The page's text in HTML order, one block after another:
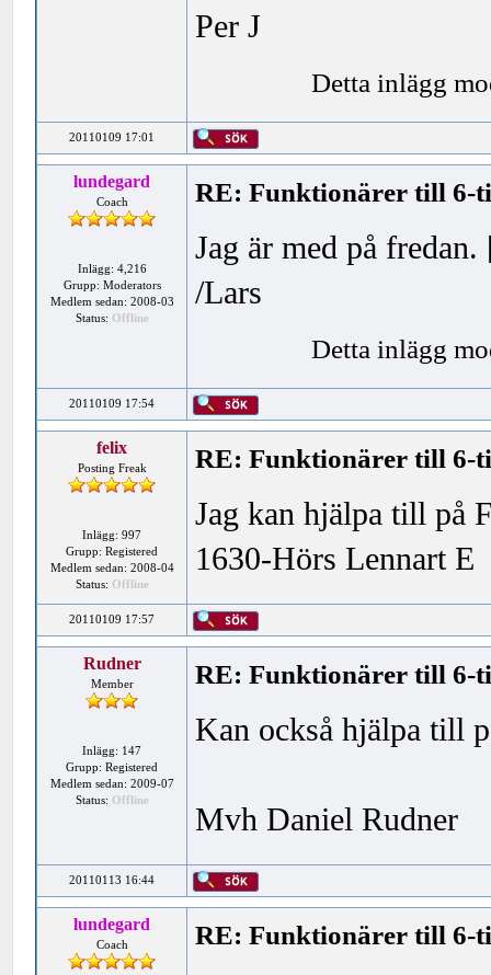
Per J
Detta inlägg
20110109 17:01
lundegard
Coach
Inlägg: 4,216
Grupp: Moderators
Medlem sedan: 2008-03
Status: Offline
RE: Funktionärer till 6-
Jag är med på
/Lars
Detta inlägg
20110109 17:54
felix
Posting Freak
Inlägg: 997
Grupp: Registered
Medlem sedan: 2008-04
Status: Offline
RE: Funktionärer till 6-
Jag kan hjälpa till på
1630-Hörs Lennart E
20110109 17:57
Rudner
Member
Inlägg: 147
Grupp: Registered
Medlem sedan: 2009-07
Status: Offline
RE: Funktionärer till 6-
Kan också hjälpa till
Mvh Daniel Rudner
20110113 16:44
lundegard
Coach RE: Funktionärer till 6-